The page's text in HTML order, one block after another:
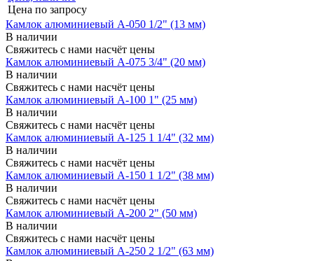
Цена по запросу
Камлок алюминиевый A-050 1/2" (13 мм)
В наличии
Свяжитесь с нами насчёт цены
Камлок алюминиевый A-075 3/4" (20 мм)
В наличии
Свяжитесь с нами насчёт цены
Камлок алюминиевый A-100 1" (25 мм)
В наличии
Свяжитесь с нами насчёт цены
Камлок алюминиевый A-125 1 1/4" (32 мм)
В наличии
Свяжитесь с нами насчёт цены
Камлок алюминиевый A-150 1 1/2" (38 мм)
В наличии
Свяжитесь с нами насчёт цены
Камлок алюминиевый A-200 2" (50 мм)
В наличии
Свяжитесь с нами насчёт цены
Камлок алюминиевый A-250 2 1/2" (63 мм)